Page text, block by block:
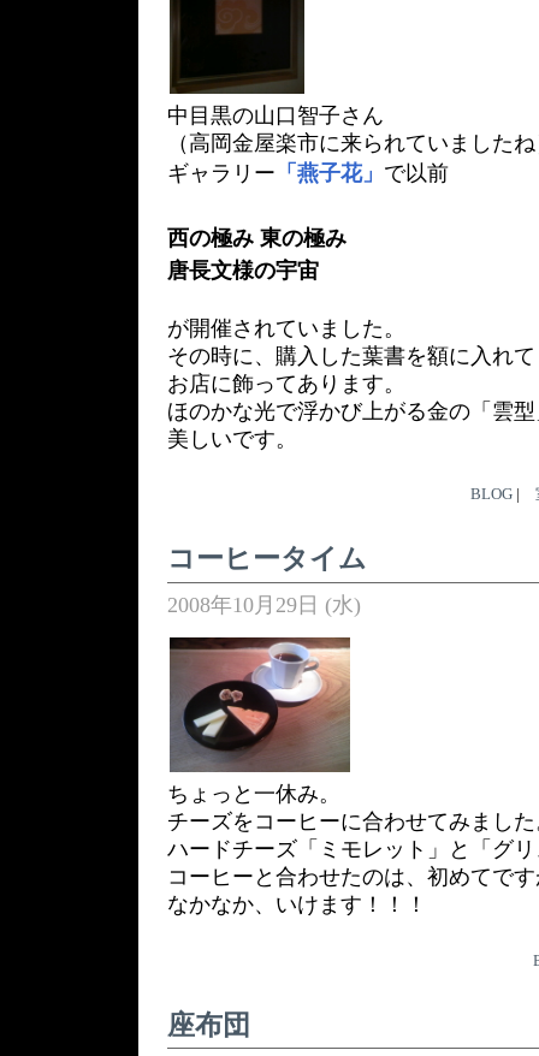
中目黒の山口智子さん
（高岡金屋楽市に来られていました
ギャラリー 「燕子花」 で以前
西の極み 東の極み
唐長文様の宇宙
が開催されていました。
その時に、購入した葉書を額に入れて
お店に飾ってあります。
ほのかな光で浮かび上がる金の「雲
美しいです。
BLOG |
コーヒータイム
2008年10月29日 (水)
ちょっと一休み。
チーズをコーヒーに合わせてみまし
ハードチーズ「ミモレット」と「グ
コーヒーと合わせたのは、初めてで
なかなか、いけます！！！
座布団